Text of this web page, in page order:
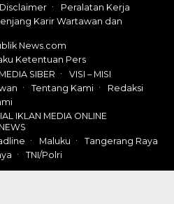
Disclaimer
Peralatan Kerja
Karir Wartawan dan
News.com
Ketentuan Pers
SIBER
VISI – MISI
Tentang Kami
Redaksi
IKLAN MEDIA ONLINE
Maluku
Tangerang Raya
TNI/Polri